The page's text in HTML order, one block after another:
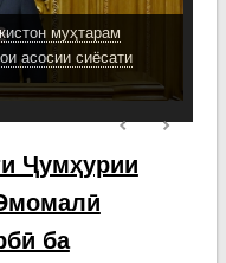
муҳтарам
асосии сиёсати
Ҷумҳурии
ба